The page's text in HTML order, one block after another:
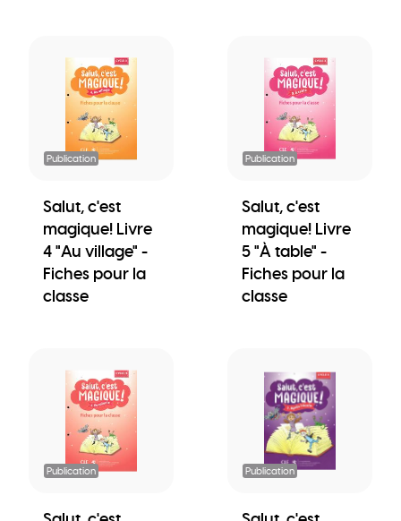
Publication
Salut, c'est
magique! Livre
4 "Au village" -
Fiches pour la
classe
Publication
Salut, c'est
magique! Livre
5 "À table" -
Fiches pour la
classe
Publication Publication